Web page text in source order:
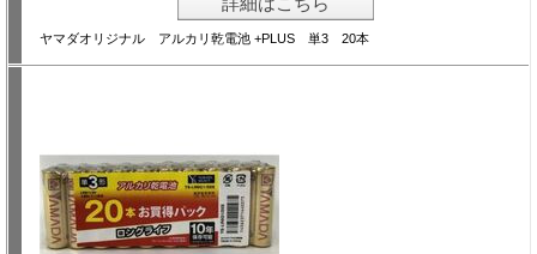
ヤマダオリジナル アルカリ乾電池 +PLUS 単3 20本